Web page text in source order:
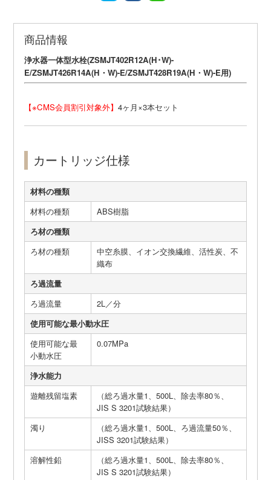
商品情報
浄水器一体型水栓(ZSMJT402R12A(H･W)-
E/ZSMJT426R14A(H・W)-E/ZSMJT428R19A(H・W)-E用)
【※CMS会員割引対象外】 4ヶ月×3本セット
カートリッジ仕様
材料の種類
材料の種類
ABS樹脂
ろ材の種類
ろ材の種類
中空糸膜、イオン交換繊維、活性炭、不
織布
ろ過流量
ろ過流量
2L／分
使用可能な最小動水圧
使用可能な最
小動水圧
0.07MPa
浄水能力
遊離残留塩素
（総ろ過水量1、500L、除去率80％、
JIS S 3201試験結果）
濁り
（総ろ過水量1、500L、ろ過流量50％、
JISS 3201試験結果）
溶解性鉛
（総ろ過水量1、500L、除去率80％、
JIS S 3201試験結果）